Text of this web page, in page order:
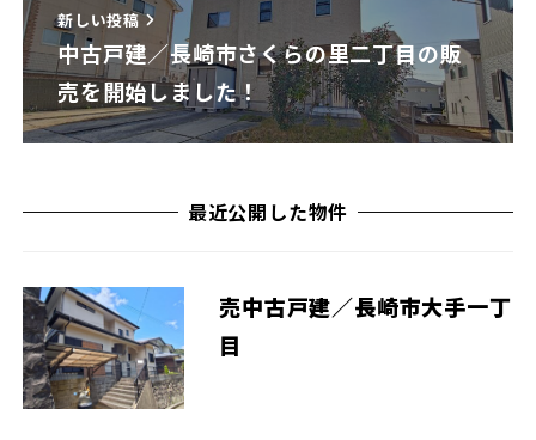
新しい投稿
中古戸建／長崎市さくらの里二丁目の販
売を開始しました！
最近公開した物件
売中古戸建／長崎市大手一丁
目